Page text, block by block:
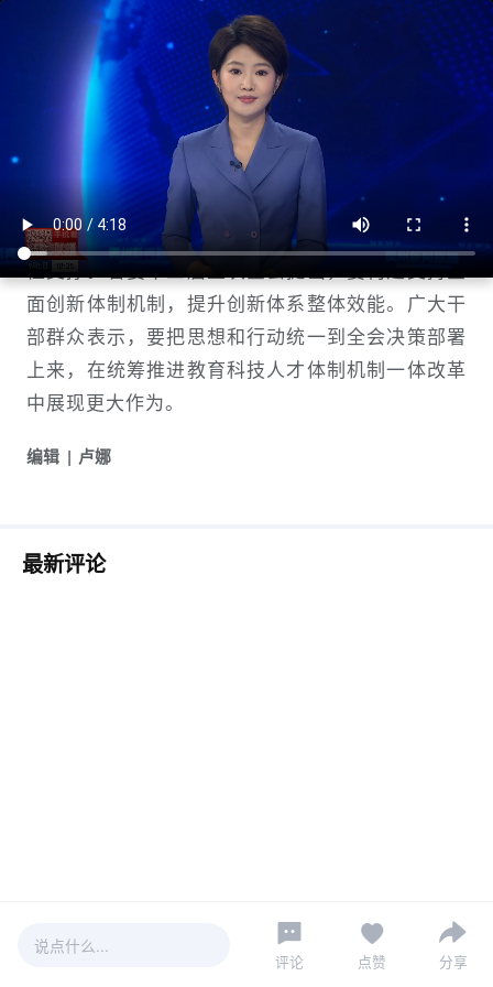
贵州新闻联播丨在统筹推进教育科技人
才体制机制一体改革中展现更大作为
1725537000
教育、科技、人才是中国式现代化的基础性、战略
性支撑。省委十三届五次全会提出，要构建支持全
面创新体制机制，提升创新体系整体效能。广大干
部群众表示，要把思想和行动统一到全会决策部署
上来，在统筹推进教育科技人才体制机制一体改革
中展现更大作为。
编辑 卢娜
最新评论
说点什么...
评论 点赞 分享